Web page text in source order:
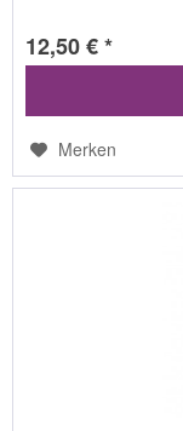
12,50 € *
Merken